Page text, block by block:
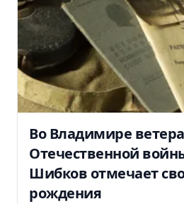
Во Владимире
Отечественной
Шибков отмечает
рождения